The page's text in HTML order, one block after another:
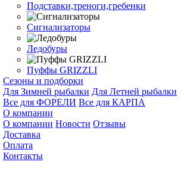
Подставки,треноги,гребенки
Сигнализаторы
Ледобуры
Пуффы GRIZZLI
Сезоны и подборки
Для Зимней рыбалки Для Летней рыбалки
Все для ФОРЕЛИ Все для КАРПА
О компании
О компании Новости Отзывы
Доставка
Оплата
Контакты